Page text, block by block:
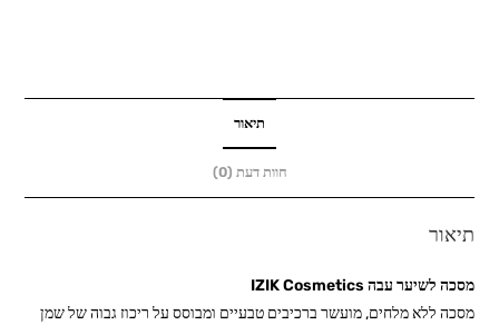
תיאור
חוות דעת (0)
תיאור
מסכה לשיער עבה IZIK Cosmetics
מסכה ללא מלחים, מועשר ברכיבים טבעיים ומבוסס על ריכוז גבוה של שמן